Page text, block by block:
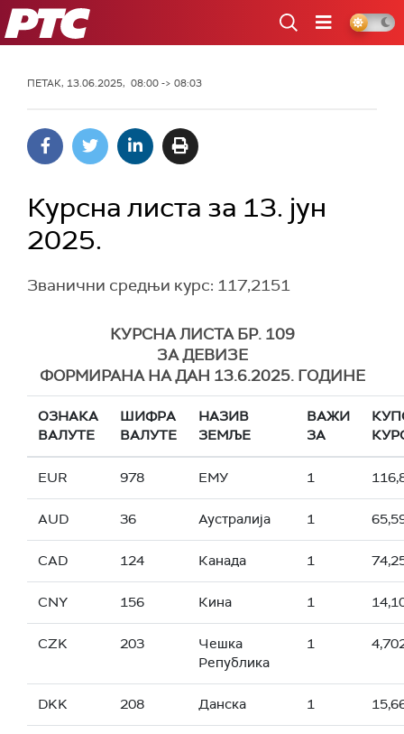
РТС
ПЕТАК, 13.06.2025, 08:00 -> 08:03
Курсна листа за 13. јун
2025.
Званични средњи курс: 117,2151
КУРСНА ЛИСТА БР. 109
ЗА ДЕВИЗЕ
ФОРМИРАНА НА ДАН 13.6.2025. ГОДИНЕ
ОЗНАКА
ВАЛУТЕ
ШИФРА
ВАЛУТЕ
НАЗИВ
ЗЕМЉЕ
ВАЖИ
ЗА
EUR 978 ЕМУ 1
AUD 36 Аустралија 1
CAD 124 Канада 1
CNY 156 Кина 1
CZK 203
Чешка
Република
1
DKK 208 Данска 1